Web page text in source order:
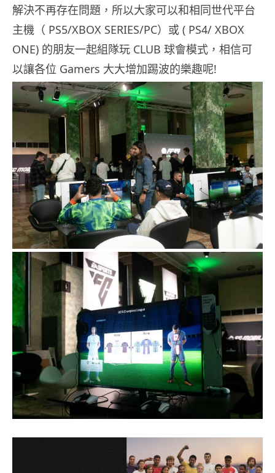
解決不再存在問題，所以大家可以和相同世代平台
主機（ PS5/XBOX SERIES/PC）或 ( PS4/ XBOX
ONE) 的朋友一起組隊玩 CLUB 球會模式，相信可
以讓各位 Gamers 大大增加踢波的樂趣呢!